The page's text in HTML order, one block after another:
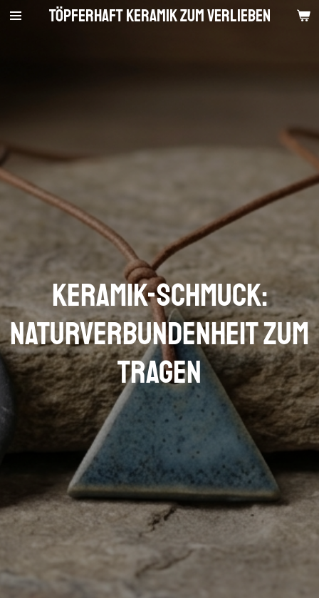
Zum
Töpferhaft Keramik zum Verlieben
Keramik-Schmuck:
Naturverbundenheit zum
Tragen